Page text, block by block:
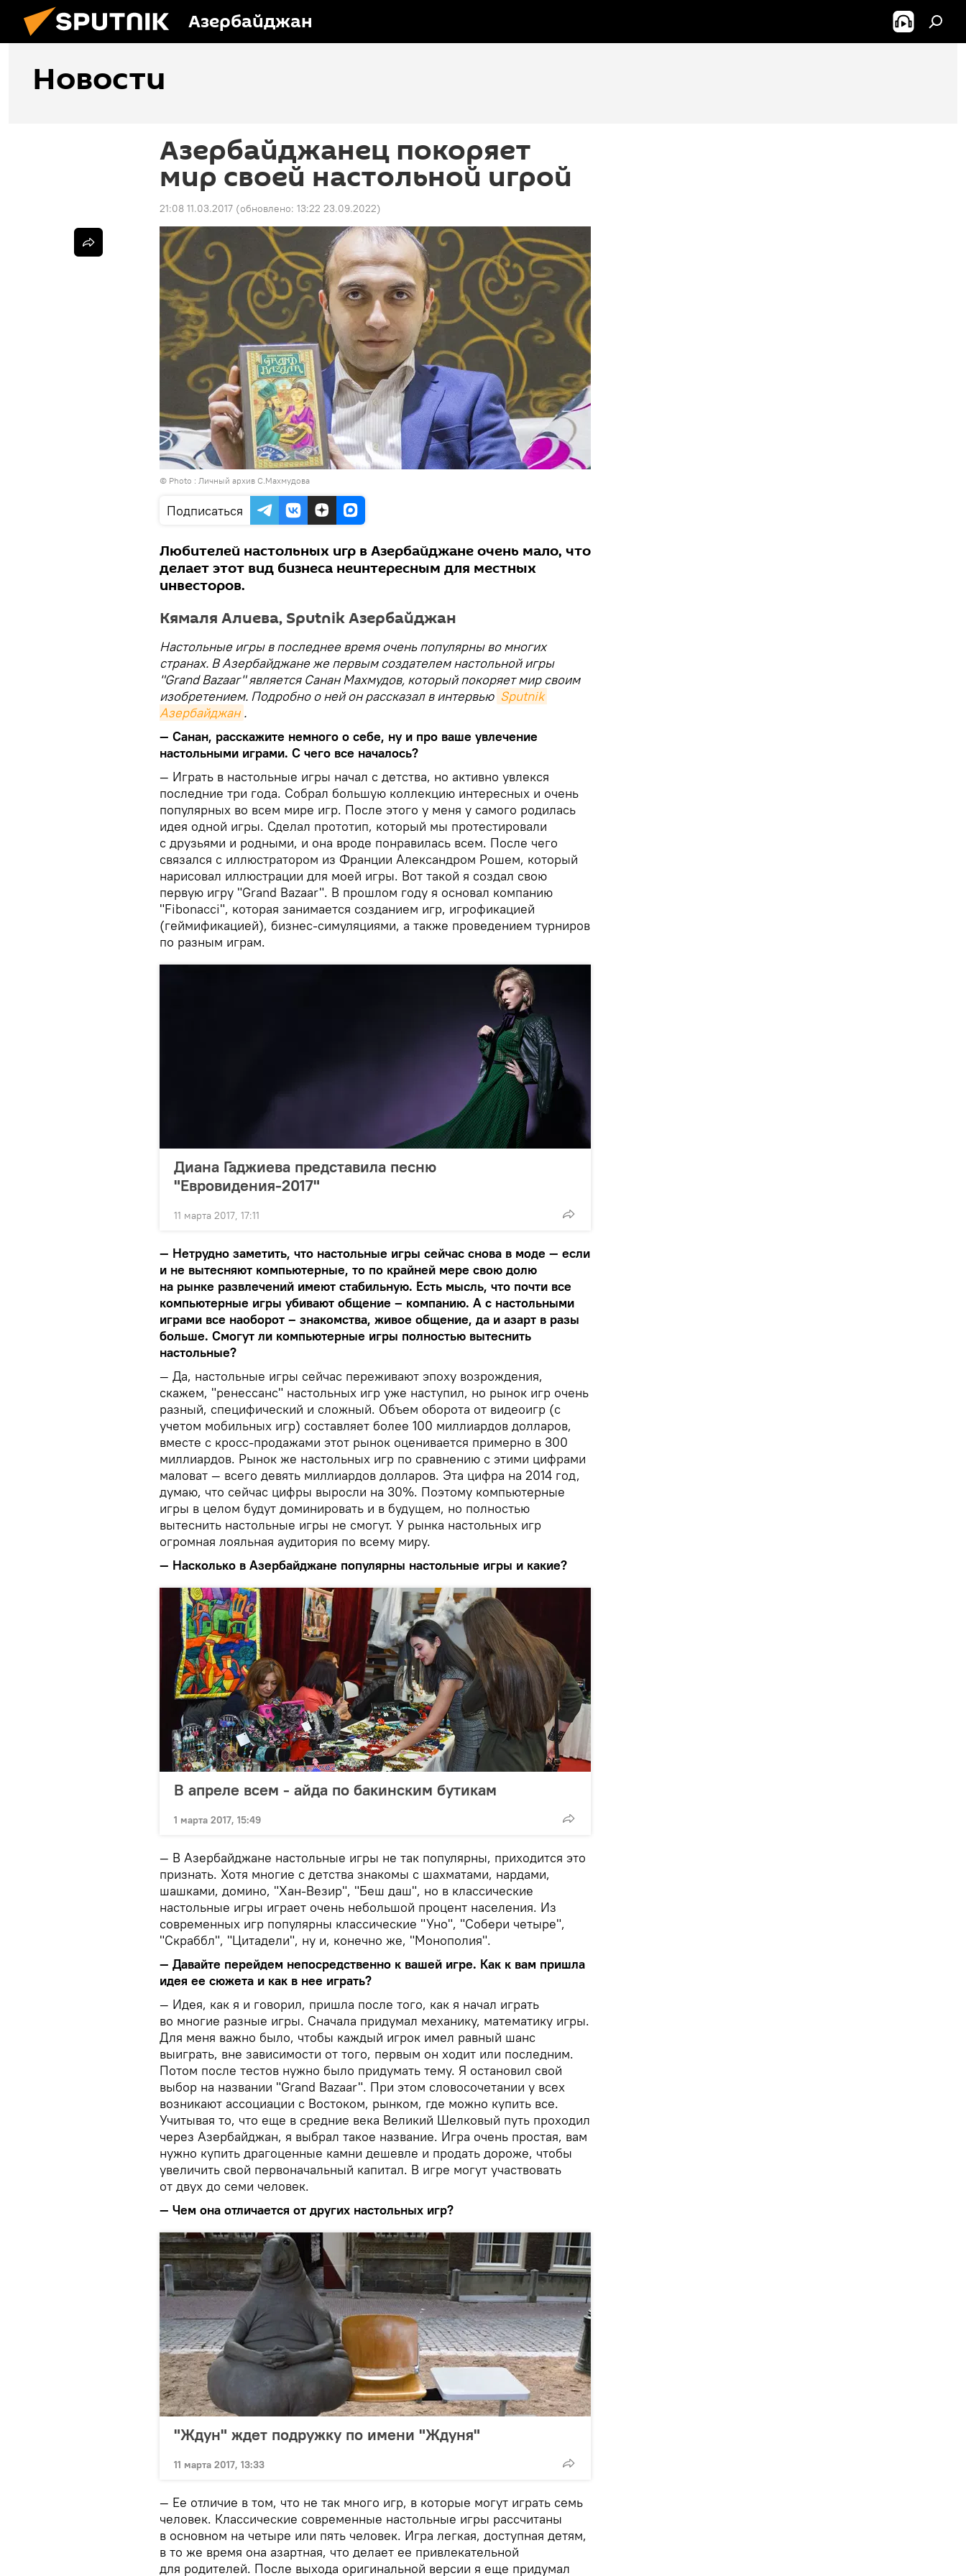
Азербайджан
Новости
Азербайджанец покоряет
мир своей настольной игрой
21:08 11.03.2017 (обновлено: 13:22 23.09.2022)
© Photo : Личный архив С.Махмудова
Подписаться
Любителей настольных игр в Азербайджане очень мало, что
делает этот вид бизнеса неинтересным для местных
инвесторов.
Кямаля Алиева, Sputnik Азербайджан
Настольные игры в последнее время очень популярны во многих
странах. В Азербайджане же первым создателем настольной игры
"Grand Bazaar" является Санан Махмудов, который покоряет мир своим
изобретением. Подробно о ней он рассказал в интервью Sputnik
Азербайджан .
— Санан, расскажите немного о себе, ну и про ваше увлечение
настольными играми. С чего все началось?
— Играть в настольные игры начал с детства, но активно увлекся
последние три года. Собрал большую коллекцию интересных и очень
популярных во всем мире игр. После этого у меня у самого родилась
идея одной игры. Сделал прототип, который мы протестировали
с друзьями и родными, и она вроде понравилась всем. После чего
связался с иллюстратором из Франции Александром Рошем, который
нарисовал иллюстрации для моей игры. Вот такой я создал свою
первую игру "Grand Bazaar". В прошлом году я основал компанию
"Fibonacci", которая занимается созданием игр, игрофикацией
(геймификацией), бизнес-симуляциями, а также проведением турниров
по разным играм.
Диана Гаджиева представила песню
"Евровидения-2017"
11 марта 2017, 17:11
— Нетрудно заметить, что настольные игры сейчас снова в моде — если
и не вытесняют компьютерные, то по крайней мере свою долю
на рынке развлечений имеют стабильную. Есть мысль, что почти все
компьютерные игры убивают общение – компанию. А с настольными
играми все наоборот – знакомства, живое общение, да и азарт в разы
больше. Смогут ли компьютерные игры полностью вытеснить
настольные?
— Да, настольные игры сейчас переживают эпоху возрождения,
скажем, "ренессанс" настольных игр уже наступил, но рынок игр очень
разный, специфический и сложный. Объем оборота от видеоигр (с
учетом мобильных игр) составляет более 100 миллиардов долларов,
вместе с кросс-продажами этот рынок оценивается примерно в 300
миллиардов. Рынок же настольных игр по сравнению с этими цифрами
маловат — всего девять миллиардов долларов. Эта цифра на 2014 год,
думаю, что сейчас цифры выросли на 30%. Поэтому компьютерные
игры в целом будут доминировать и в будущем, но полностью
вытеснить настольные игры не смогут. У рынка настольных игр
огромная лояльная аудитория по всему миру.
— Насколько в Азербайджане популярны настольные игры и какие?
В апреле всем - айда по бакинским бутикам
1 марта 2017, 15:49
— В Азербайджане настольные игры не так популярны, приходится это
признать. Хотя многие с детства знакомы с шахматами, нардами,
шашками, домино, "Хан-Везир", "Беш даш", но в классические
настольные игры играет очень небольшой процент населения. Из
современных игр популярны классические "Уно", "Собери четыре",
"Скраббл", "Цитадели", ну и, конечно же, "Монополия".
— Давайте перейдем непосредственно к вашей игре. Как к вам пришла
идея ее сюжета и как в нее играть?
— Идея, как я и говорил, пришла после того, как я начал играть
во многие разные игры. Сначала придумал механику, математику игры.
Для меня важно было, чтобы каждый игрок имел равный шанс
выиграть, вне зависимости от того, первым он ходит или последним.
Потом после тестов нужно было придумать тему. Я остановил свой
выбор на названии "Grand Bazaar". При этом словосочетании у всех
возникают ассоциации с Востоком, рынком, где можно купить все.
Учитывая то, что еще в средние века Великий Шелковый путь проходил
через Азербайджан, я выбрал такое название. Игра очень простая, вам
нужно купить драгоценные камни дешевле и продать дороже, чтобы
увеличить свой первоначальный капитал. В игре могут участвовать
от двух до семи человек.
— Чем она отличается от других настольных игр?
"Ждун" ждет подружку по имени "Ждуня"
11 марта 2017, 13:33
— Ее отличие в том, что не так много игр, в которые могут играть семь
человек. Классические современные настольные игры рассчитаны
в основном на четыре или пять человек. Игра легкая, доступная детям,
в то же время она азартная, что делает ее привлекательной
для родителей. После выхода оригинальной версии я еще придумал